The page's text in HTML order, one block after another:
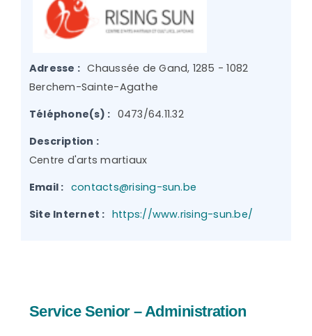
Adresse : Chaussée de Gand, 1285 - 1082
Berchem-Sainte-Agathe
Téléphone(s) : 0473/64.11.32
Description :
Centre d'arts martiaux
Email : contacts@rising-sun.be
Site Internet : https://www.rising-sun.be/
Service Senior – Administration